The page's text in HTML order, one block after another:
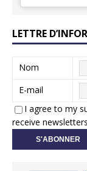
LETTRE
Nom
E-mail
I agree to my
receive newsletters